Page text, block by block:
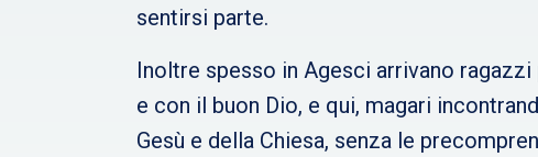
sentirsi parte.
Inoltre spesso in Agesci arrivano
e con il buon Dio, e qui, magari
Gesù e della Chiesa, senza le